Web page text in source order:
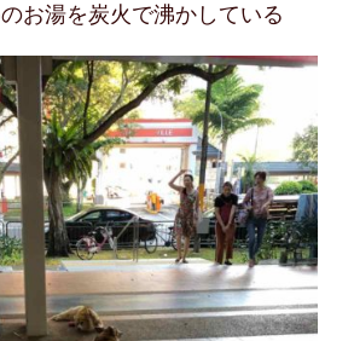
お湯を炭火で沸かしている